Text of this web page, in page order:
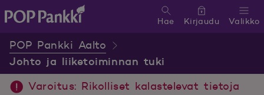
Valikko
Hae Kirjaudu
POP Pankki Aalto
Johto ja liiketoiminnan tuki
Varoitus: Rikolliset kalastelevat tietoja